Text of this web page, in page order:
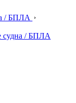
/ БПЛА
судна / БПЛА